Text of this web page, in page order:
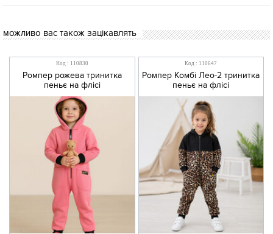
можливо вас також зацікавлять
Код : 110830
Ромпер рожева тринитка
пеньє на флісі
Код : 110647
Ромпер Комбі Лео-2 тринитка
пеньє на флісі